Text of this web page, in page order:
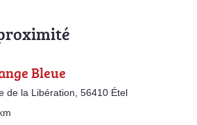
Bleue
de la Libération, 56410 Étel